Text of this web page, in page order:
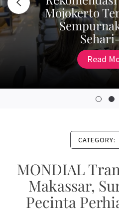
Mojokerto
Read
CATEGORY:
MONDIAL
Makassar,
Pecinta